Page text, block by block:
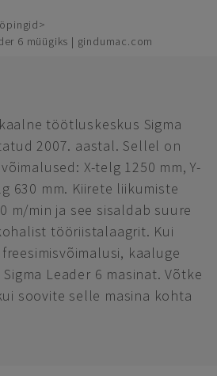
6 müügiks | gindumac.com
töötluskeskus Sigma
2007. aastal. Sellel on
X-telg 1250 mm, Y-
630 mm. Kiirete liikumiste
m/min ja see sisaldab suure
tööriistalaagrit. Kui
kaaluge
Leader 6 masinat. Võtke
soovite selle masina kohta